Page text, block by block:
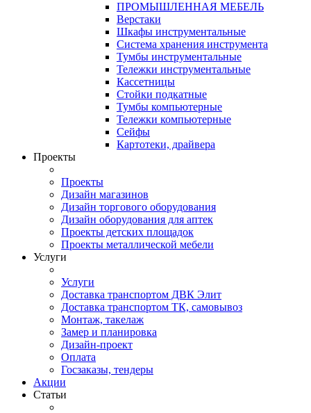
ПРОМЫШЛЕННАЯ МЕБЕЛЬ
Верстаки
Шкафы инструментальные
Система хранения инструмента
Тумбы инструментальные
Тележки инструментальные
Кассетницы
Стойки подкатные
Тумбы компьютерные
Тележки компьютерные
Сейфы
Картотеки, драйвера
Проекты
Проекты
Дизайн магазинов
Дизайн торгового оборудования
Дизайн оборудования для аптек
Проекты детских площадок
Проекты металлической мебели
Услуги
Услуги
Доставка транспортом ДВК Элит
Доставка транспортом ТК, самовывоз
Монтаж, такелаж
Замер и планировка
Дизайн-проект
Оплата
Госзаказы, тендеры
Акции
Статьи